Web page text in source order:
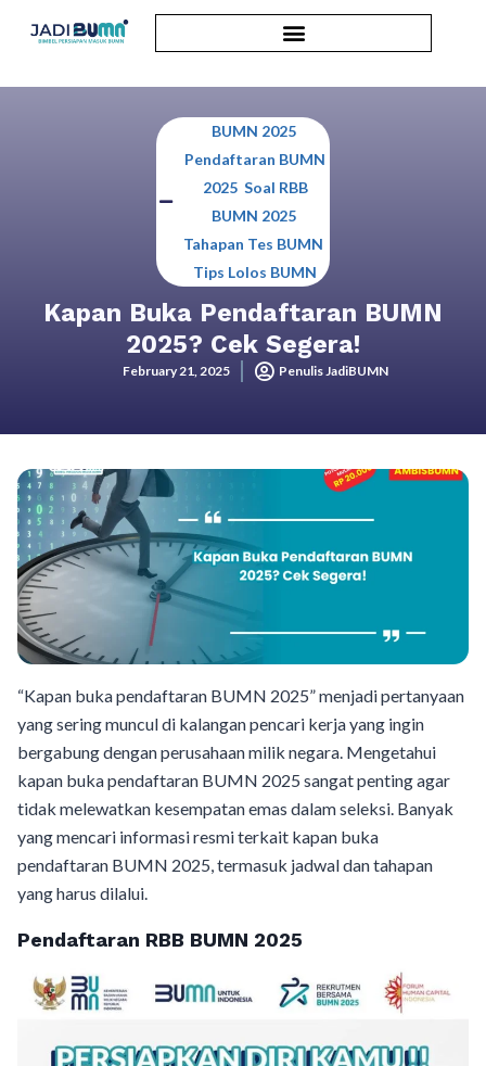
BUMN 2025,
Pendaftaran BUMN
2025, Soal RBB
BUMN 2025,
Tahapan Tes BUMN
Tips Lolos BUMN
Kapan Buka Pendaftaran BUMN
2025? Cek Segera!
February 21, 2025 Penulis JadiBUMN
“Kapan buka pendaftaran BUMN 2025” menjadi pertanyaan
yang sering muncul di kalangan pencari kerja yang ingin
bergabung dengan perusahaan milik negara. Mengetahui
kapan buka pendaftaran BUMN 2025 sangat penting agar
tidak melewatkan kesempatan emas dalam seleksi. Banyak
yang mencari informasi resmi terkait kapan buka
pendaftaran BUMN 2025, termasuk jadwal dan tahapan
yang harus dilalui.
Pendaftaran RBB BUMN 2025